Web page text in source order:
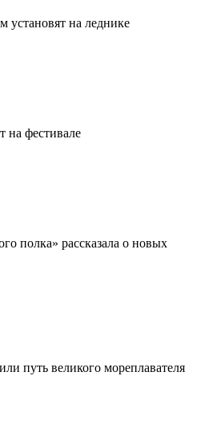
установят на леднике
на фестивале
полка» рассказала о новых
путь великого мореплавателя